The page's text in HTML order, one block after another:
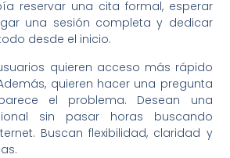
reservar una cita formal, esperar
una sesión completa y dedicar
desde el inicio.
quieren acceso más rápido
quieren hacer una pregunta
el problema. Desean una
sin pasar horas buscando
Buscan flexibilidad, claridad y